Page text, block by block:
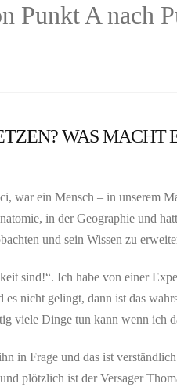
Punkt A nach
WAS MACHT
war ein Mensch – in unserem
in der Geographie und
und sein Wissen zu
sind!“. Ich habe von einer
nicht gelingt, dann ist das
viele Dinge tun kann wenn ich
in Frage und das ist
plötzlich ist der Versager